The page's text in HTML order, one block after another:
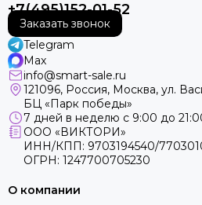
+7(495)152-01-52
Заказать звонок
Telegram
Max
info@smart-sale.ru
121096, Россия, Москва, ул.
БЦ «Парк победы»
7 дней в неделю с 9:00 до
ООО «ВИКТОРИ»
ИНН/КПП: 9703194540/
ОГРН: 1247700705230
О компании